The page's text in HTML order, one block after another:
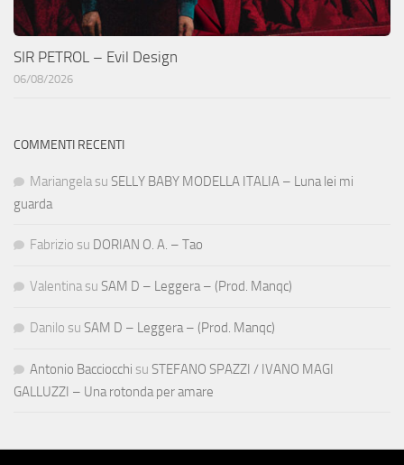
SIR PETROL – Evil Design
06/08/2026
COMMENTI RECENTI
Mariangela su SELLY BABY MODELLA ITALIA – Luna lei mi
guarda
Fabrizio su DORIAN O. A. – Tao
Valentina su SAM D – Leggera – (Prod. Manqc)
Danilo su SAM D – Leggera – (Prod. Manqc)
Antonio Bacciocchi su STEFANO SPAZZI / IVANO MAGI
GALLUZZI – Una rotonda per amare